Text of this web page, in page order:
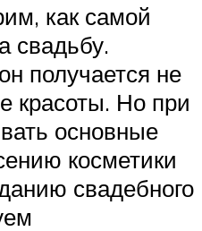
как самой
свадьбу.
получается не
красоты. Но при
основные
косметики
свадебного